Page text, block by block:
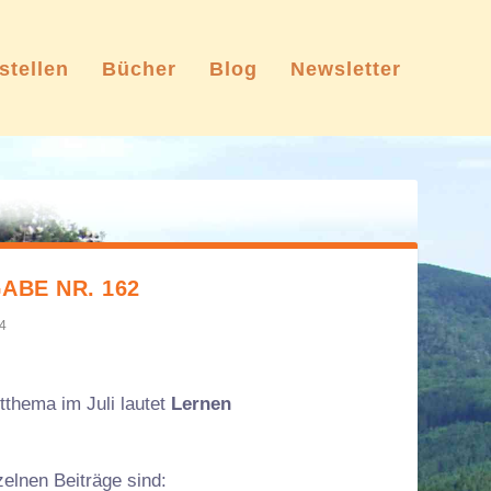
Bücher Blog Newsletter
NR. 162
im Juli lautet Lernen
Beiträge sind: